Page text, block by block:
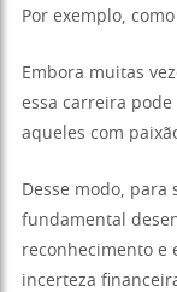
Por exemplo,
Embora muitas
essa carreira
aqueles com
Desse modo,
fundamental
reconhecimento e
incerteza